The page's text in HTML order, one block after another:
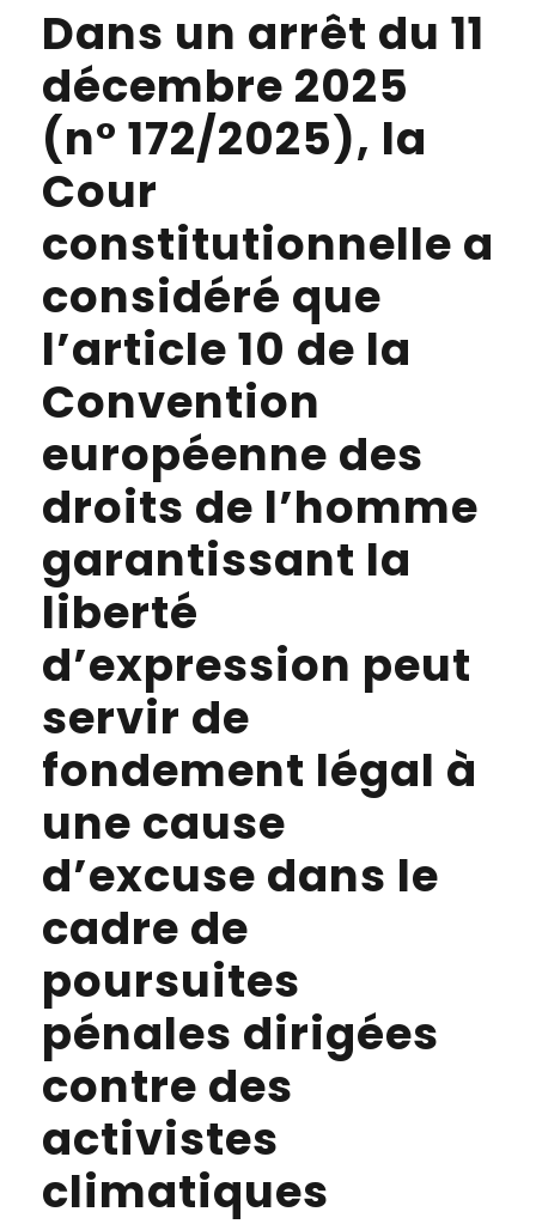
Dans un arrêt du 11
décembre 2025
(n° 172/2025), la
Cour
constitutionnelle a
considéré que
l’article 10 de la
Convention
européenne des
droits de l’homme
garantissant la
liberté
d’expression peut
servir de
fondement légal à
une cause
d’excuse dans le
cadre de
poursuites
pénales dirigées
contre des
activistes
climatiques